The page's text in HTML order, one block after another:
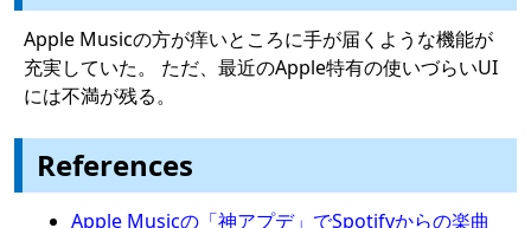
Apple Musicの方が痒いところに手が届くような機能が
充実していた。 ただ、最近のApple特有の使いづらいUI
には不満が残る。
References
Apple Musicの「神アプデ」でSpotifyからの楽曲